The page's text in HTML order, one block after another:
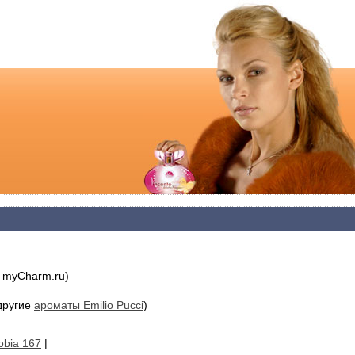
ароматы Emilio Pucci)
167 |